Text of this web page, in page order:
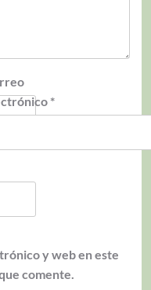
*
y web en este
comente.